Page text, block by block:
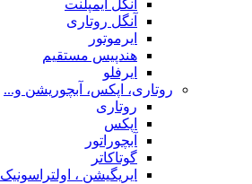
آنگل ایمپلنت
آنگل روتاری
ایرموتور
هندپیس مستقیم
ایرفلو
روتاری، اپکس، آبچوریشن و...
روتاری
اپکس
آبچوراتور
گوتاکاتر
ایریگیشن ، اولتراسونیک